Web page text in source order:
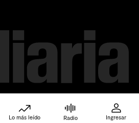
Lo más leído Radio Ingresar